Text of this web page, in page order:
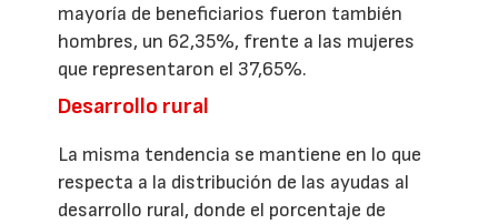
mayoría de beneficiarios fueron también
hombres, un 62,35%, frente a las mujeres
que representaron el 37,65%.
Desarrollo rural
La misma tendencia se mantiene en lo que
respecta a la distribución de las ayudas al
desarrollo rural, donde el porcentaje de